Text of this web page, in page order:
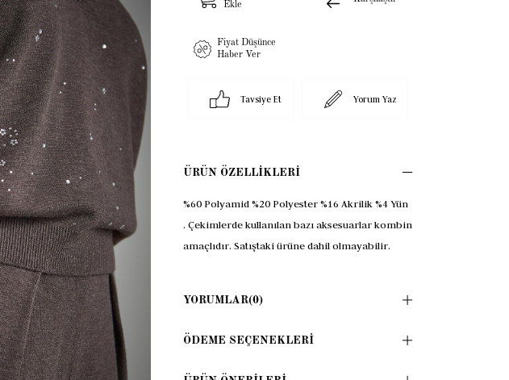
Ekle
Fiyat Düşünce
Haber Ver
Tavsiye Et Yorum Yaz
ÜRÜN ÖZELLIKLERI
%60 Polyamid %20 Polyester %16 Akrilik %4 Yün
. Çekimlerde kullanılan bazı aksesuarlar kombin
amaçlıdır. Satıştaki ürüne dahil olmayabilir.
YORUMLAR(0)
ÖDEME SEÇENEKLERI